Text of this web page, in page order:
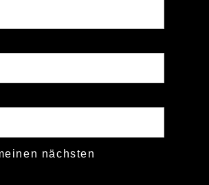
nächsten